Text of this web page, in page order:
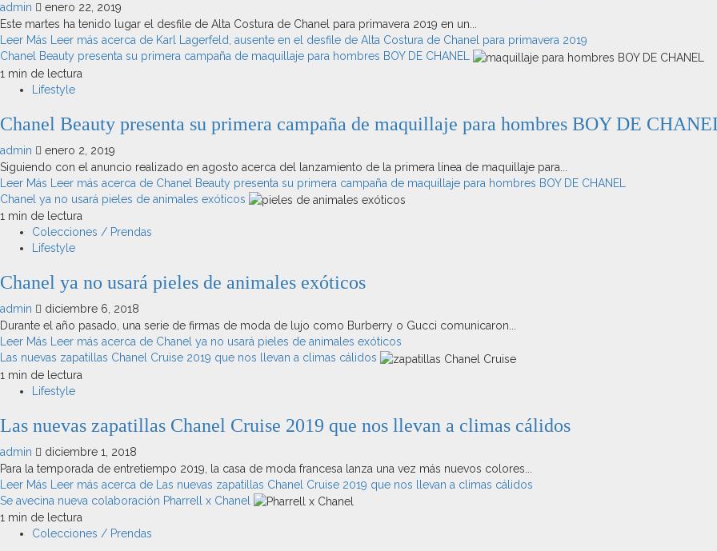
admin
enero 22, 2019
Este martes ha tenido lugar el desfile de Alta Costura de Chanel para primavera 2019 en un...
Leer Más Leer más acerca de Karl Lagerfeld, ausente en el desfile de Alta Costura de Chanel para primavera 2019
Chanel Beauty presenta su primera campaña de maquillaje para hombres BOY DE CHANEL
1 min de lectura
Lifestyle
Chanel Beauty presenta su primera campaña de maquillaje para hombres BOY DE
admin
enero 2, 2019
Siguiendo con el anuncio realizado en agosto acerca del lanzamiento de la primera línea de maquillaje para...
Leer Más
Leer más acerca de Chanel Beauty presenta su primera campaña de maquillaje para hombres BOY DE CHANEL
Chanel ya no usará pieles de animales exóticos
1 min de lectura
Colecciones / Prendas
Lifestyle
Chanel ya no usará pieles de animales exóticos
admin
diciembre 6, 2018
Durante el año pasado, una serie de firmas de moda de lujo como Burberry o Gucci comunicaron...
Leer Más
Leer más acerca de Chanel ya no usará pieles de animales exóticos
Las nuevas zapatillas Chanel Cruise 2019 que nos llevan a climas cálidos
1 min de lectura
Lifestyle
Las nuevas zapatillas Chanel Cruise 2019 que nos llevan a climas cálidos
admin
diciembre 1, 2018
Para la temporada de entretiempo 2019, la casa de moda francesa lanza una vez más nuevos colores...
Leer Más Leer más acerca de Las nuevas zapatillas Chanel Cruise 2019 que nos llevan a climas cálidos
Se avecina nueva colaboración Pharrell x Chanel
1 min de lectura
Colecciones / Prendas